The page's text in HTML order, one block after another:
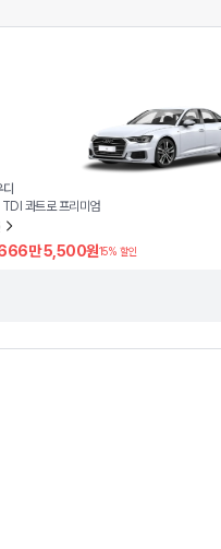
콰트로 프리미엄
만 5,500원15% 할인